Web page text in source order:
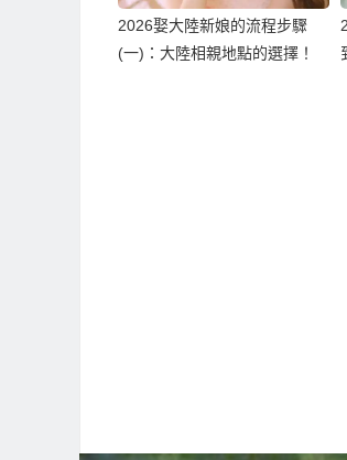
2026娶大陸新娘的流程步驟
(一)：大陸相親地點的選擇！